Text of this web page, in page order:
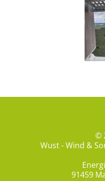
©
Wust - Wind &
91459